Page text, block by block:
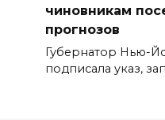
чиновникам
прогнозов
Губернатор Нью-
подписала указ,